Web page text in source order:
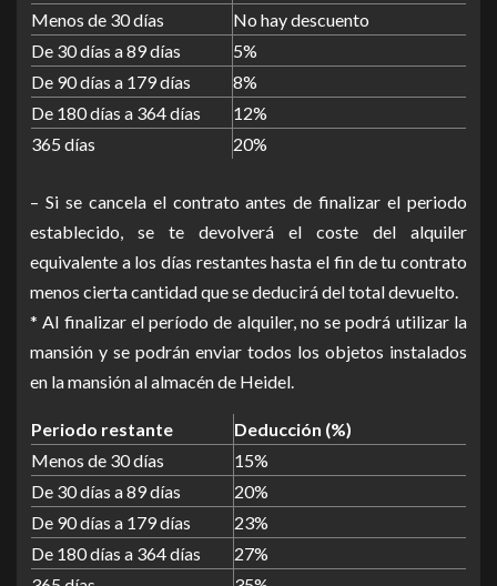
Menos de 30 días
No hay descuento
De 30 días a 89 días
5%
De 90 días a 179 días
8%
De 180 días a 364 días
12%
365 días
20%
– Si se cancela el contrato antes de finalizar el periodo
establecido, se te devolverá el coste del alquiler
equivalente a los días restantes hasta el fin de tu contrato
menos cierta cantidad que se deducirá del total devuelto.
* Al finalizar el período de alquiler, no se podrá utilizar la
mansión y se podrán enviar todos los objetos instalados
en la mansión al almacén de Heidel.
Periodo restante
Deducción (%)
Menos de 30 días
15%
De 30 días a 89 días
20%
De 90 días a 179 días
23%
De 180 días a 364 días
27%